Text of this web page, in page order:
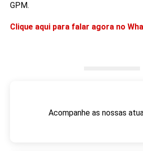
GPM.
Clique aqui para falar agora no
Acompanhe as nossas